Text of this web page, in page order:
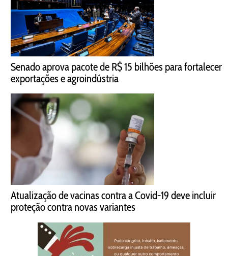
Senado aprova pacote de R$ 15 bilhões para fortalecer
exportações e agroindústria
Atualização de vacinas contra a Covid-19 deve incluir
proteção contra novas variantes